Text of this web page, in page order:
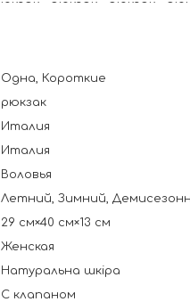
Одна, Короткие
рюкзак
Италия
Италия
Воловья
Летний, Зимний,
29 см×40 см×13 см
Женская
Натуральна шкіра
С клапаном